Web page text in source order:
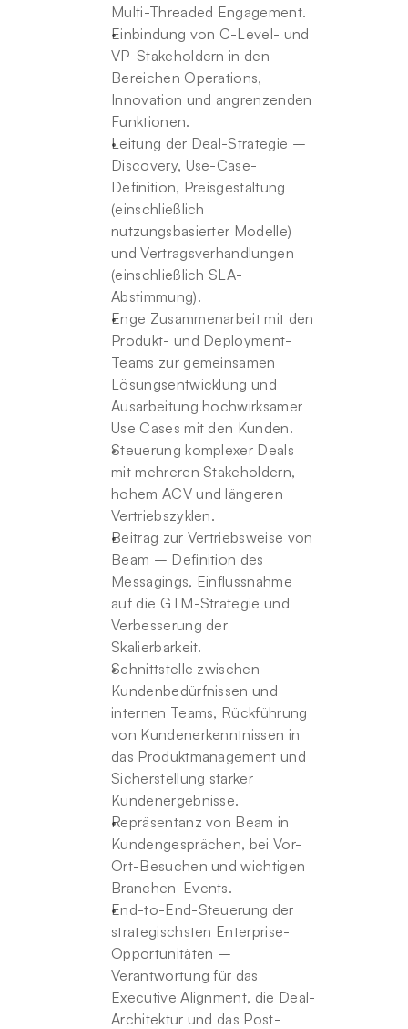
Multi-Threaded Engagement.
Einbindung von C-Level- und
VP-Stakeholdern in den
Bereichen Operations,
Innovation und angrenzenden
Funktionen.
Leitung der Deal-Strategie –
Discovery, Use-Case-
Definition, Preisgestaltung
(einschließlich
nutzungsbasierter Modelle)
und Vertragsverhandlungen
(einschließlich SLA-
Abstimmung).
Enge Zusammenarbeit mit den
Produkt- und Deployment-
Teams zur gemeinsamen
Lösungsentwicklung und
Ausarbeitung hochwirksamer
Use Cases mit den Kunden.
Steuerung komplexer Deals
mit mehreren Stakeholdern,
hohem ACV und längeren
Vertriebszyklen.
Beitrag zur Vertriebsweise von
Beam – Definition des
Messagings, Einflussnahme
auf die GTM-Strategie und
Verbesserung der
Skalierbarkeit.
Schnittstelle zwischen
Kundenbedürfnissen und
internen Teams, Rückführung
von Kundenerkenntnissen in
das Produktmanagement und
Sicherstellung starker
Kundenergebnisse.
Repräsentanz von Beam in
Kundengesprächen, bei Vor-
Ort-Besuchen und wichtigen
Branchen-Events.
End-to-End-Steuerung der
strategischsten Enterprise-
Opportunitäten –
Verantwortung für das
Executive Alignment, die Deal-
Architektur und das Post-